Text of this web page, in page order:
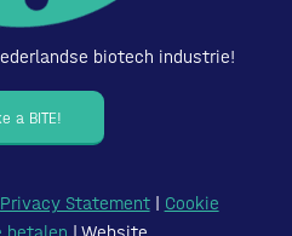
biotech industrie!
a BITE!
Privacy Statement| Cookie